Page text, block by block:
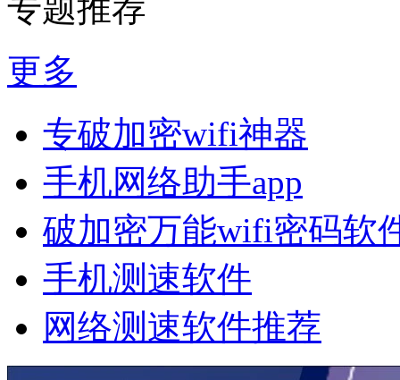
专题推荐
更多
专破加密wifi神器
手机网络助手app
破加密万能wifi密码软
手机测速软件
网络测速软件推荐